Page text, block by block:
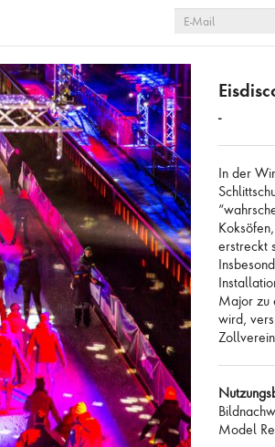
MAIL
AUSWAHL ANZEIGEN
-
In der
erstreckt
Major zu
wird,
Model